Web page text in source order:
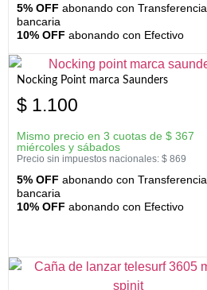
5% OFF abonando con Transferencia
bancaria
10% OFF abonando con Efectivo
Nocking Point marca Saunders
$ 1.100
Mismo precio en 3 cuotas de $ 367
miércoles y sábados
Precio sin impuestos nacionales: $ 869
5% OFF abonando con Transferencia
bancaria
10% OFF abonando con Efectivo